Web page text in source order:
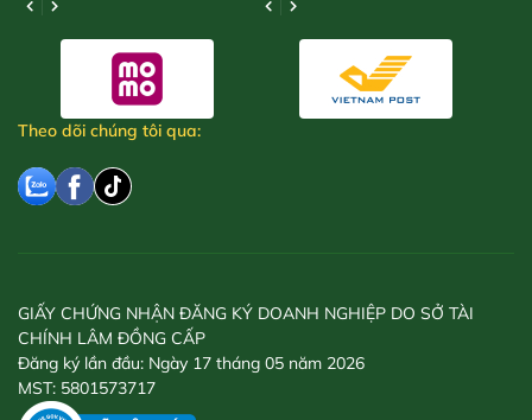
Theo dõi chúng tôi qua:
GIẤY CHỨNG NHẬN ĐĂNG KÝ DOANH NGHIỆP DO SỞ TÀI
CHÍNH LÂM ĐỒNG CẤP
Đăng ký lần đầu: Ngày 17 tháng 05 năm 2026
MST: 5801573717